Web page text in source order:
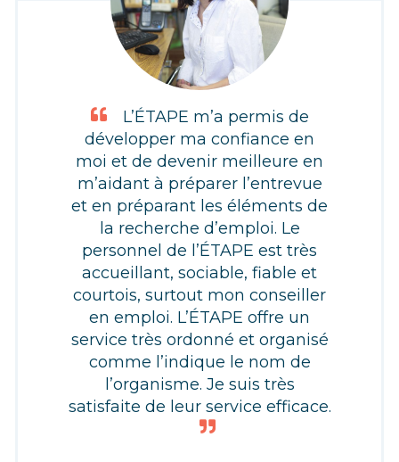
L’ÉTAPE m’a permis de
développer ma confiance en
moi et de devenir meilleure en
m’aidant à préparer l’entrevue
et en préparant les éléments de
la recherche d’emploi. Le
personnel de l’ÉTAPE est très
accueillant, sociable, fiable et
courtois, surtout mon conseiller
en emploi. L’ÉTAPE offre un
service très ordonné et organisé
comme l’indique le nom de
l’organisme. Je suis très
satisfaite de leur service efficace.